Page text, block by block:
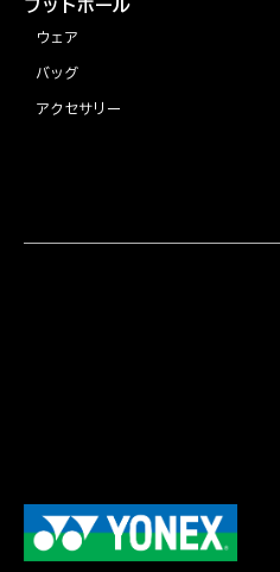
フットボール
ウェア
バッグ
アクセサリー